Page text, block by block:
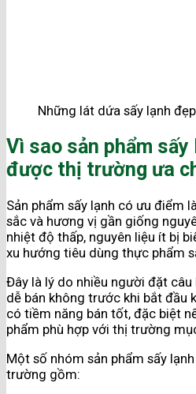
Những lát dứa sấy lạnh
Vì sao sản phẩm sấy
được thị trường ưa
Sản phẩm sấy lạnh có ưu điểm
sắc và hương vị gần giống
nhiệt độ thấp, nguyên liệu ít bị
xu hướng tiêu dùng thực phẩm
Đây là lý do nhiều người đặt câu
dễ bán không trước khi bắt đầu
có tiềm năng bán tốt, đặc biệt
phẩm phù hợp với thị trường
Một số nhóm sản phẩm sấy
trường gồm: